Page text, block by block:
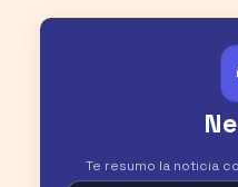
Te resumo la noticia